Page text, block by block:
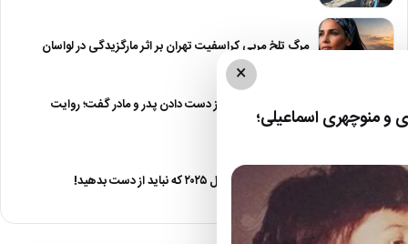
مرگ تلخ مربی کراسفیت تهران بر اثر مارگزیدگی در لواسان
حمید استیلی از غم از دست دادن پدر و مادر گفت؛ روایت
صریح…
معرفی ۶ مینی سریال ۲۰۲۵ که نباید از دست بدهید!
×
منوچهری اسماعیلی؛